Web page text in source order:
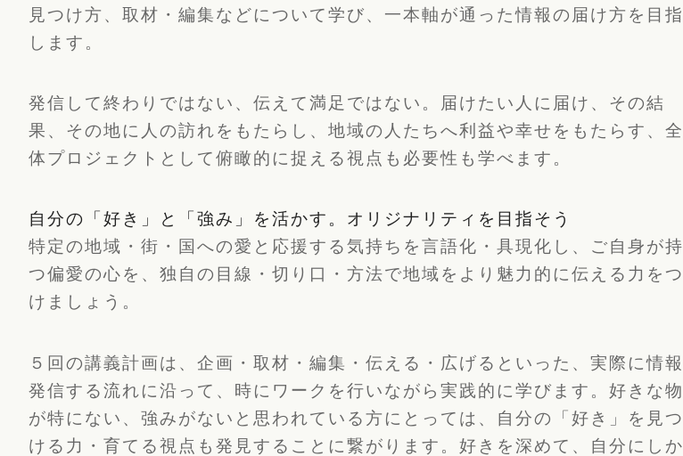
見つけ方、取材・編集などについて学び、一本軸が通った情報の届け方を目指
します。
発信して終わりではない、伝えて満足ではない。届けたい人に届け、その結
果、その地に人の訪れをもたらし、地域の人たちへ利益や幸せをもたらす、全
体プロジェクトとして俯瞰的に捉える視点も必要性も学べます。
自分の「好き」と「強み」を活かす。オリジナリティを目指そう
特定の地域・街・国への愛と応援する気持ちを言語化・具現化し、ご自身が持
つ偏愛の心を、独自の目線・切り口・方法で地域をより魅力的に伝える力をつ
けましょう。
５回の講義計画は、企画・取材・編集・伝える・広げるといった、実際に情報
発信する流れに沿って、時にワークを行いながら実践的に学びます。好きな物
が特にない、強みがないと思われている方にとっては、自分の「好き」を見つ
ける力・育てる視点も発見することに繋がります。好きを深めて、自分にしか